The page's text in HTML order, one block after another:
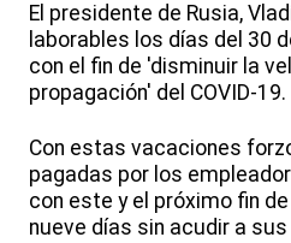
El presidente de Rusia,
laborables los días del 30
con el fin de 'disminuir la
propagación' del COVID-19.
Con estas vacaciones
pagadas por los
con este y el próximo fin
nueve días sin acudir a